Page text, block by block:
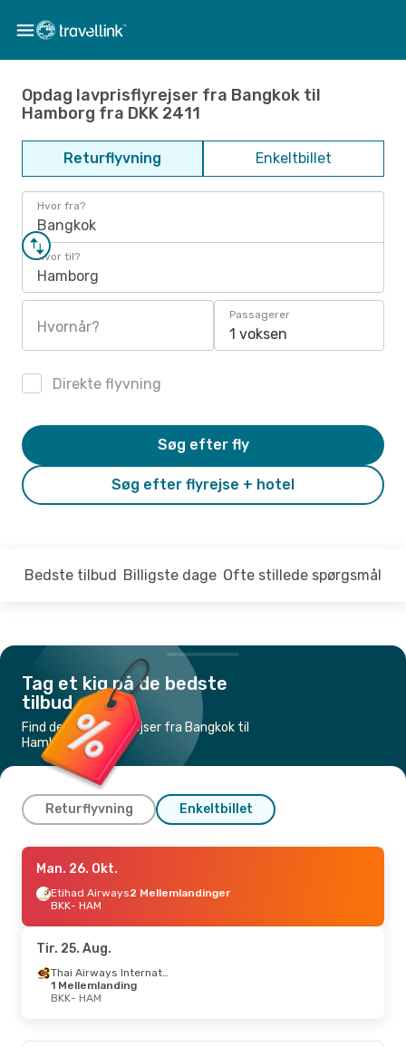
Opdag lavprisflyrejser fra Bangkok til
Hamborg fra DKK 2411
Returflyvning Enkeltbillet
Hvor fra?
Bangkok
Hvor til?
Hamborg
Hvornår?
Passagerer
1 voksen
Direkte flyvning
Søg efter flyrejse + hotel
Søg efter fly
Bedste tilbud Billigste dage Ofte stillede spørgsmål
Tag et kig på de bedste
tilbud
Find de billigste flyrejser fra Bangkok til
Hamborg
Returflyvning Enkeltbillet
Man. 7. Sep.- Tir. 15. Sep.
Condor1 Mellemlanding
BKK- HAM
HAM- BKK
Man. 26. Okt.
Etihad Airways2 Mellemlandinger
BKK- HAM
Tir. 25. Aug.
Thai Airways International
1 Mellemlanding
BKK- HAM